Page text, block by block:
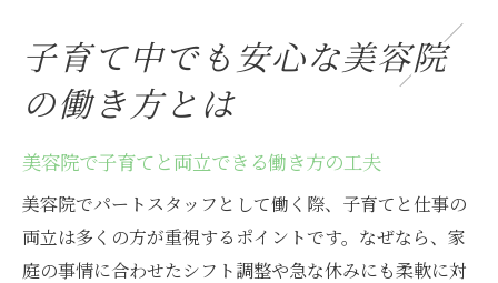
子育て中でも安心な美容院
の働き方とは
美容院で子育てと両立できる働き方の工夫
美容院でパートスタッフとして働く際、子育てと仕事の
両立は多くの方が重視するポイントです。なぜなら、家
庭の事情に合わせたシフト調整や急な休みにも柔軟に対